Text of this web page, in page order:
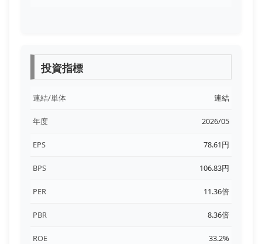
投資指標
連結/単体 連結
年度 2026/05
EPS 78.61円
BPS 106.83円
PER 11.36倍
PBR 8.36倍
ROE 33.2%